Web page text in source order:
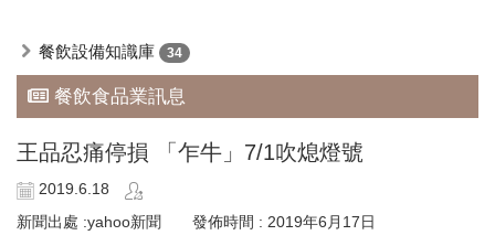
餐飲設備知識庫 34
餐飲食品業訊息
王品忍痛停損 「乍牛」7/1吹熄燈號
2019.6.18
新聞出處 :yahoo新聞 發佈時間 : 2019年6月17日